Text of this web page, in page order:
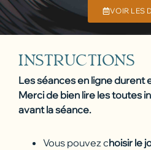
VOIR LES
INSTRUCTIONS
Les séances en ligne durent
Merci de bien lire les toutes
avant la séance.
Vous pouvez choisir le